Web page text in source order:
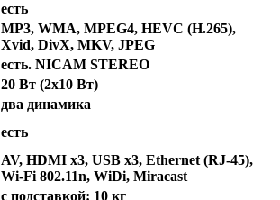
есть
MP3, WMA, MPEG4, HEVC (H.265),
Xvid, DivX, MKV, JPEG
есть. NICAM STEREO
20 Вт (2х10 Вт)
два динамика
есть
AV, HDMI x3, USB x3, Ethernet (RJ-45),
Wi-Fi 802.11n, WiDi, Miracast
с подставкой: 10 кг